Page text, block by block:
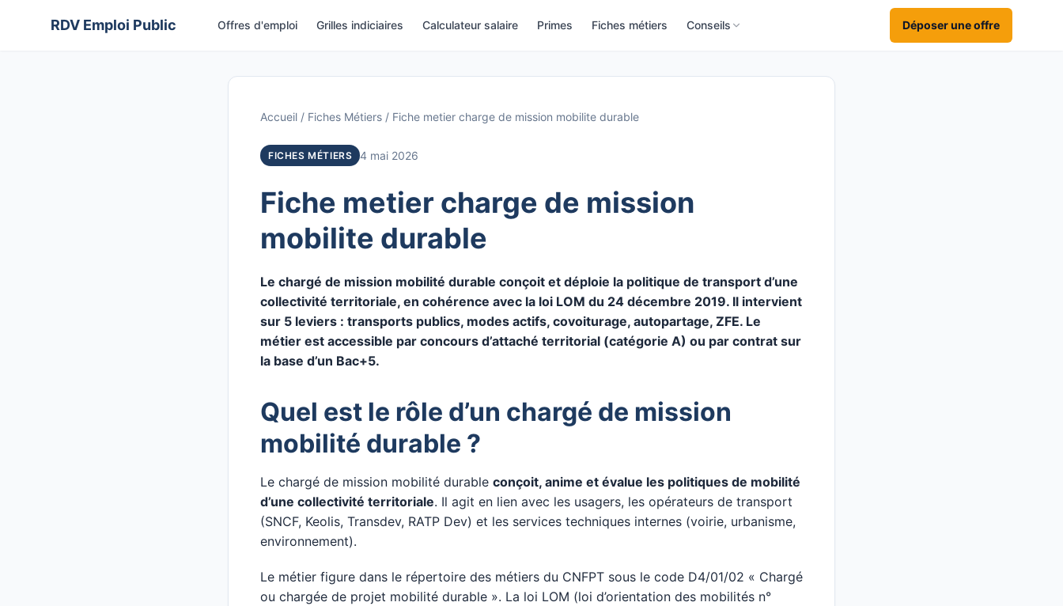
RDV Emploi Public Offres d'emploi Grilles indiciaires Calculateur salaire Primes Fiches métiers Conseils Déposer une offre
Accueil / Fiches Métiers / Fiche metier charge de mission mobilite durable
FICHES MÉTIERS 4 mai 2026
Fiche metier charge de mission
mobilite durable
Le chargé de mission mobilité durable conçoit et déploie la politique de transport d’une
collectivité territoriale, en cohérence avec la loi LOM du 24 décembre 2019. Il intervient
sur 5 leviers : transports publics, modes actifs, covoiturage, autopartage, ZFE. Le
métier est accessible par concours d’attaché territorial (catégorie A) ou par contrat sur
la base d’un Bac+5.
Quel est le rôle d’un chargé de mission
mobilité durable ?
Le chargé de mission mobilité durable conçoit, anime et évalue les politiques de mobilité
d’une collectivité territoriale. Il agit en lien avec les usagers, les opérateurs de transport
(SNCF, Keolis, Transdev, RATP Dev) et les services techniques internes (voirie, urbanisme,
environnement).
Le métier figure dans le répertoire des métiers du CNFPT sous le code D4/01/02 « Chargé
ou chargée de projet mobilité durable ». La loi LOM (loi d’orientation des mobilités n°